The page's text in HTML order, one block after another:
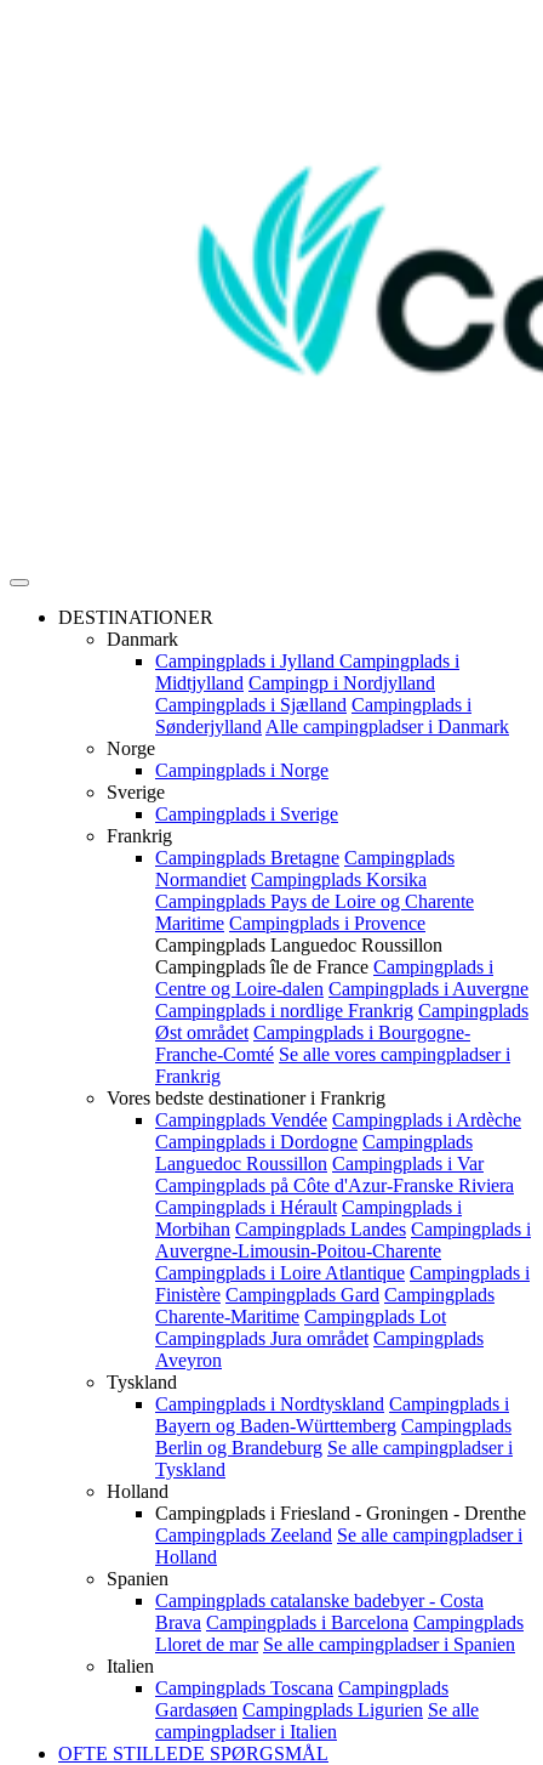
DESTINATIONER
Danmark
Campingplads i Jylland Campingplads i
Midtjylland Campingp i Nordjylland
Campingplads i Sjælland Campingplads i
Sønderjylland Alle campingpladser i Danmark
Norge
Campingplads i Norge
Sverige
Campingplads i Sverige
Frankrig
Campingplads Bretagne Campingplads
Normandiet Campingplads Korsika
Campingplads Pays de Loire og Charente
Maritime Campingplads i Provence
Campingplads Languedoc Roussillon
Campingplads île de France Campingplads i
Centre og Loire-dalen Campingplads i Auvergne
Campingplads i nordlige Frankrig Campingplads
Øst området Campingplads i Bourgogne-
Franche-Comté Se alle vores campingpladser i
Frankrig
Vores bedste destinationer i Frankrig
Campingplads Vendée Campingplads i Ardèche
Campingplads i Dordogne Campingplads
Languedoc Roussillon Campingplads i Var
Campingplads på Côte d'Azur-Franske Riviera
Campingplads i Hérault Campingplads i
Morbihan Campingplads Landes Campingplads i
Auvergne-Limousin-Poitou-Charente
Campingplads i Loire Atlantique Campingplads i
Finistère Campingplads Gard Campingplads
Charente-Maritime Campingplads Lot
Campingplads Jura området Campingplads
Aveyron
Tyskland
Campingplads i Nordtyskland Campingplads i
Bayern og Baden-Württemberg Campingplads
Berlin og Brandeburg Se alle campingpladser i
Tyskland
Holland
Campingplads i Friesland - Groningen - Drenthe
Campingplads Zeeland Se alle campingpladser i
Holland
Spanien
Campingplads catalanske badebyer - Costa
Brava Campingplads i Barcelona Campingplads
Lloret de mar Se alle campingpladser i Spanien
Italien
Campingplads Toscana Campingplads
Gardasøen Campingplads Ligurien Se alle
campingpladser i Italien
OFTE STILLEDE SPØRGSMÅL